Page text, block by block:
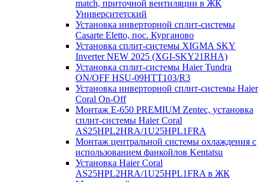
match, приточной вентиляции в ЖК
Университетский
Установка инверторной сплит-системы
Casarte Eletto, пос. Курганово
Установка сплит-системы XIGMA SKY
Inverter NEW 2025 (XGI-SKY21RHA)
Установка сплит-системы Haier Tundra
ON/OFF HSU-09HTT103/R3
Установка инверторной сплит-системы Haier
Coral On-Off
Монтаж E-650 PREMIUM Zentec, установка
сплит-системы Haier Coral
AS25HPL2HRA/1U25HPL1FRA
Монтаж центральной системы охлаждения с
использованием фанкойлов Kentatsu
Установка Haier Coral
AS25HPL2HRA/1U25HPL1FRA в ЖК